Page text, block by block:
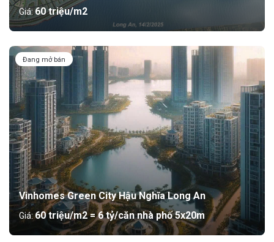
Giá: 60 triệu/m2
Đang mở bán
Vinhomes Green City Hậu Nghĩa Long An
Giá:60 triệu/m2 = 6 tỷ/căn nhà phố 5x20m